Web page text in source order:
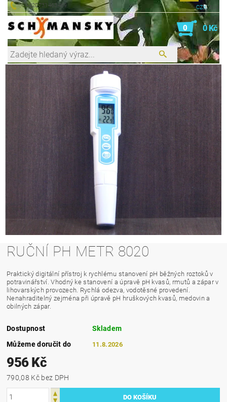
+420731463469 CZK EUR
0 0 Kč
RUČNÍ PH METR 8020
Praktický digitální přístroj k rychlému stanovení pH běžných roztoků v
potravinářství. Vhodný ke stanovení a úpravě pH kvasů, rmutů a zápar v
lihovarských provozech. Rychlá odezva, vodotěsné provedení.
Nenahraditelný zejména při úpravě pH hruškových kvasů, medovin a
obilných zápar.
Dostupnost
Skladem
Můžeme doručit do
11.8.2026
956 Kč
790,08 Kč bez DPH